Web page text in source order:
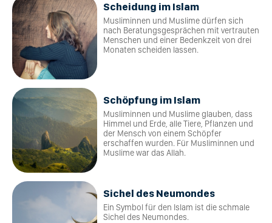
Scheidung im Islam
Musliminnen und Muslime dürfen sich
nach Beratungsgesprächen mit vertrauten
Menschen und einer Bedenkzeit von drei
Monaten scheiden lassen.
Schöpfung im Islam
Musliminnen und Muslime glauben, dass
Himmel und Erde, alle Tiere, Pflanzen und
der Mensch von einem Schöpfer
erschaffen wurden. Für Musliminnen und
Muslime war das Allah.
Sichel des Neumondes
Ein Symbol für den Islam ist die schmale
Sichel des Neumondes.